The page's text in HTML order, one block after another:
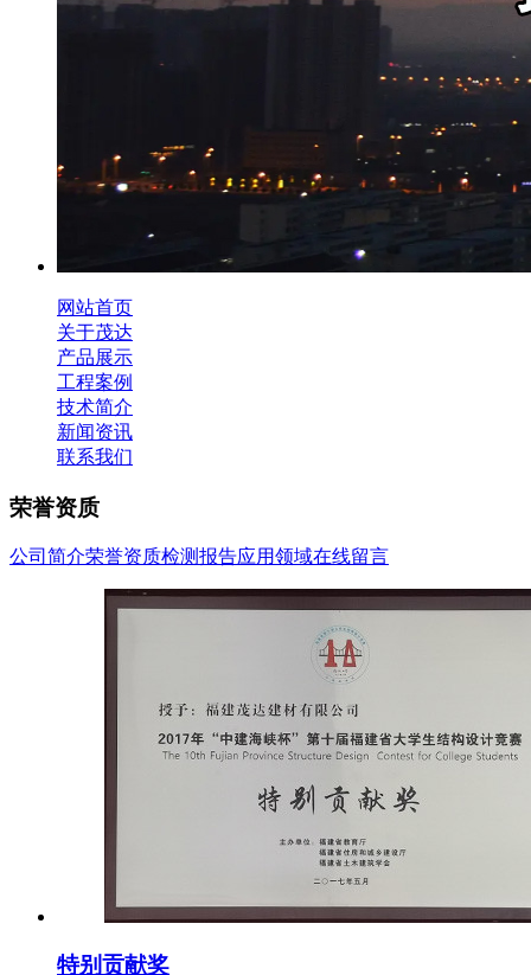
网站首页
关于茂达
产品展示
工程案例
技术简介
新闻资讯
联系我们
荣誉资质
公司简介荣誉资质检测报告应用领域在线留言
特别贡献奖